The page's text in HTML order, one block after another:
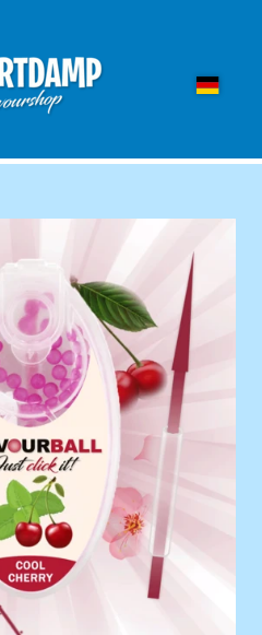
DUFTLYS
AROMAKUGELN
PACK
VÆSKE
UNS
WERDEN